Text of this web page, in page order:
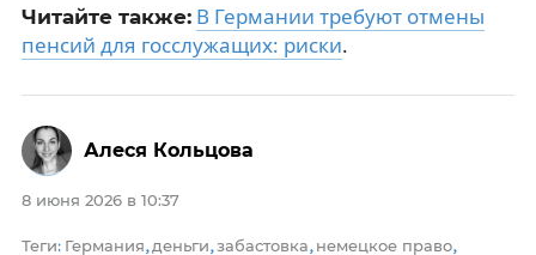
Читайте также: В Германии требуют отмены
пенсий для госслужащих: риски.
8 июня 2026 в 10:37
Теги: Германия, деньги,забастовка, немецкое право,
Алеся Кольцова